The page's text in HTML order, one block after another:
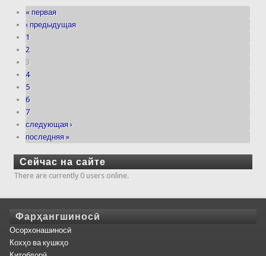
« первая
‹ предыдущая
1
2
3
4
5
6
7
следующая ›
последняя »
Сейчас на сайте
There are currently 0 users online.
Фарҳангшиносӣ
Осорхонашиносӣ
Кохҳо ва кушкҳо